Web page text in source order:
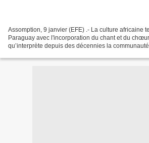
Assomption, 9 janvier (EFE) .- La culture africaine
Paraguay avec l'incorporation du chant et du
qu’interprète depuis des décennies la